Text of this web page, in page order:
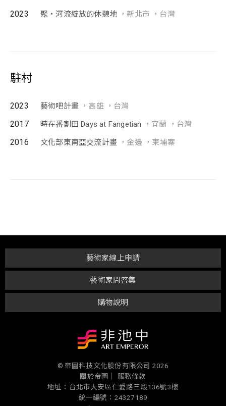
2023 聚・河流綻放的休憩地 ，新北市 ，台灣
駐村
2023 藝術吧計畫 ，高雄 ，台灣
2017 時在番割田 Days at Fangetian ，宜蘭 ，台灣
2016 文化部東南亞交流計畫 ，金邊 ，柬埔寨
購物說明
藝術家問答集
藝術家線上申請
© 帝圖科技文化股份有限公司 2026
關於帝圖｜
服務條款
地址：台北市大安區仁愛路三段136號3樓
統一編號：24327189